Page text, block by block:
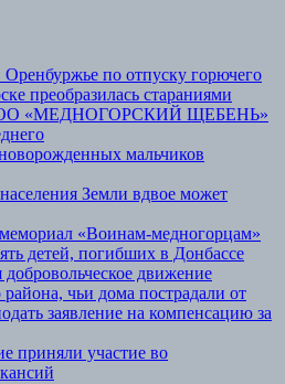
Оренбуржье по отпуску горючего
преобразилась стараниями
ООО «МЕДНОГОРСКИЙ ЩЕБЕНЬ»
мальчиков
Земли вдвое может
«Воинам-медногорцам»
детей, погибших в Донбассе
движение
чьи дома пострадали от
заявление на компенсацию за
приняли участие во